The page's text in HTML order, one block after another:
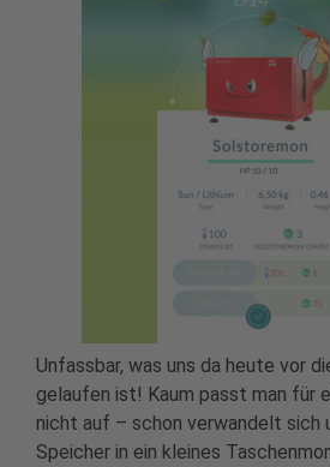
Unfassbar, was uns da heute vor
gelaufen ist! Kaum passt man für
nicht auf – schon verwandelt sich
Speicher in ein kleines